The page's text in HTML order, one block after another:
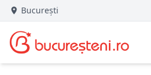
București